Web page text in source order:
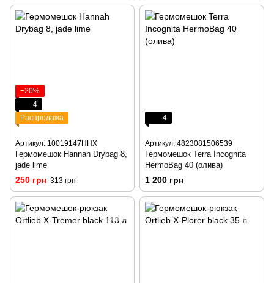
−20%
4
Распродажа
Артикул: 10019147HHX
Гермомешок Hannah Drybag 8,
jade lime
250 грн 313 грн
4
Артикул: 4823081506539
Гермомешок Terra Incognita
HermoBag 40 (олива)
1 200 грн